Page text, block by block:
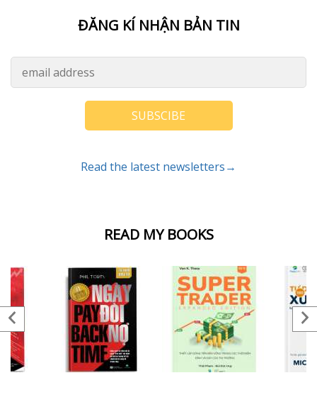
READ MY BOOKS
ĐĂNG KÍ NHẬN BẢN TIN
SUBSCIBE
Read the latest newsletters→